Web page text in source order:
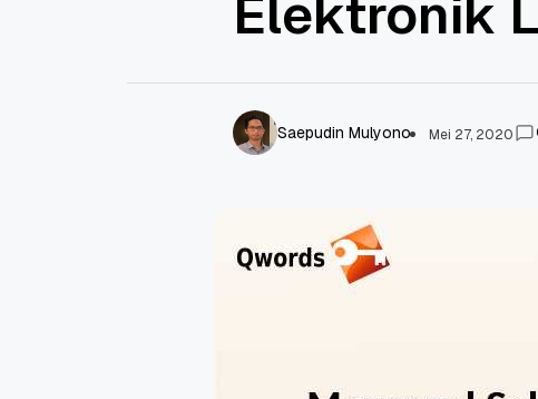
Elektronik
Saepudin Mulyono Mei 27, 2020